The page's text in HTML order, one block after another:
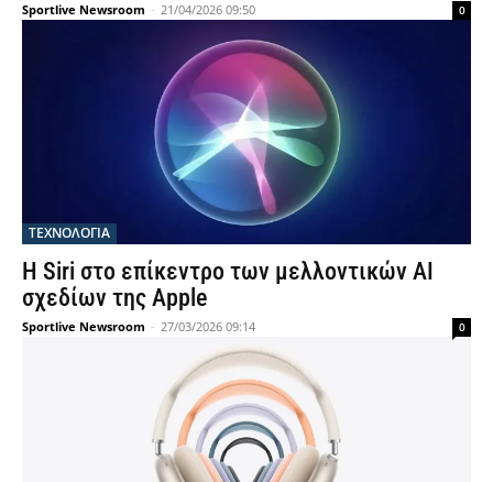
Sportlive Newsroom - 21/04/2026 09:50 0
ΤΕΧΝΟΛΟΓΙΑ
Η Siri στο επίκεντρο των μελλοντικών AI
σχεδίων της Apple
Sportlive Newsroom - 27/03/2026 09:14 0